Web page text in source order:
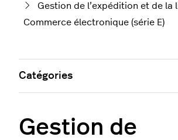
Gestion de l’expédition et de la
Commerce électronique (série E)
Gestion de
Catégories